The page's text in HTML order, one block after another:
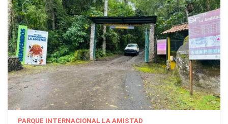
PARQUE INTERNACIONAL LA AMISTAD